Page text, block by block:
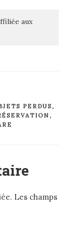
aux
PERDUS,
,
Les champs